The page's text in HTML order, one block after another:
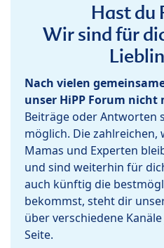
Hast du
Wir sind für
Nach vielen
unser HiPP Forum nicht
Beiträge oder Antworten
möglich. Die
Mamas und Experten
und sind weiterhin für
auch künftig die
bekommst, steht dir
über verschiedene
Seite.